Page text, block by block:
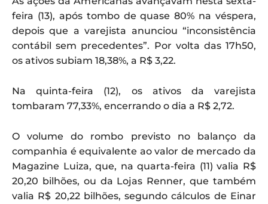
feira (13), após tombo de quase 80% na véspera,
depois que a varejista anunciou “inconsistência
contábil sem precedentes”. Por volta das 17h50,
os ativos subiam 18,38%, a R$ 3,22.
Na quinta-feira (12), os ativos da varejista
tombaram 77,33%, encerrando o dia a R$ 2,72.
O volume do rombo previsto no balanço da
companhia é equivalente ao valor de mercado da
Magazine Luiza, que, na quarta-feira (11) valia R$
20,20 bilhões, ou da Lojas Renner, que também
valia R$ 20,22 bilhões, segundo cálculos de Einar